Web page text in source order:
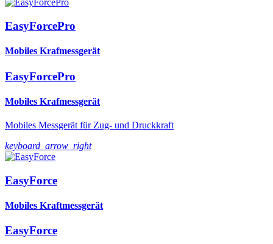
EasyForcePro
Mobiles Krafmessgerät
EasyForcePro
Mobiles Krafmessgerät
Mobiles Messgerät für Zug- und Druckkraft
keyboard_arrow_right
EasyForce
Mobiles Kraftmessgerät
EasyForce